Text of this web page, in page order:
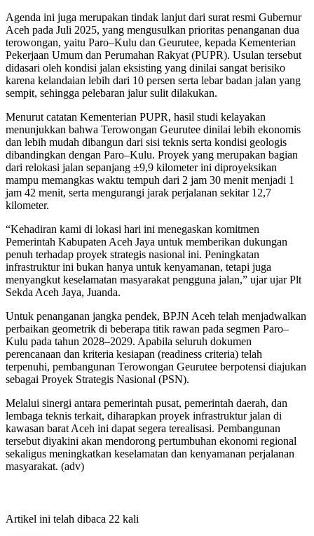
Agenda ini juga merupakan tindak lanjut dari surat resmi Gubernur
Aceh pada Juli 2025, yang mengusulkan prioritas penanganan dua
terowongan, yaitu Paro–Kulu dan Geurutee, kepada Kementerian
Pekerjaan Umum dan Perumahan Rakyat (PUPR). Usulan tersebut
didasari oleh kondisi jalan eksisting yang dinilai sangat berisiko
karena kelandaian lebih dari 10 persen serta lebar badan jalan yang
sempit, sehingga pelebaran jalur sulit dilakukan.
Menurut catatan Kementerian PUPR, hasil studi kelayakan
menunjukkan bahwa Terowongan Geurutee dinilai lebih ekonomis
dan lebih mudah dibangun dari sisi teknis serta kondisi geologis
dibandingkan dengan Paro–Kulu. Proyek yang merupakan bagian
dari relokasi jalan sepanjang ±9,9 kilometer ini diproyeksikan
mampu memangkas waktu tempuh dari 2 jam 30 menit menjadi 1
jam 42 menit, serta mengurangi jarak perjalanan sekitar 12,7
kilometer.
“Kehadiran kami di lokasi hari ini menegaskan komitmen
Pemerintah Kabupaten Aceh Jaya untuk memberikan dukungan
penuh terhadap proyek strategis nasional ini. Peningkatan
infrastruktur ini bukan hanya untuk kenyamanan, tetapi juga
menyangkut keselamatan masyarakat pengguna jalan,” ujar ujar Plt
Sekda Aceh Jaya, Juanda.
Untuk penanganan jangka pendek, BPJN Aceh telah menjadwalkan
perbaikan geometrik di beberapa titik rawan pada segmen Paro–
Kulu pada tahun 2028–2029. Apabila seluruh dokumen
perencanaan dan kriteria kesiapan (readiness criteria) telah
terpenuhi, pembangunan Terowongan Geurutee berpotensi diajukan
sebagai Proyek Strategis Nasional (PSN).
Melalui sinergi antara pemerintah pusat, pemerintah daerah, dan
lembaga teknis terkait, diharapkan proyek infrastruktur jalan di
kawasan barat Aceh ini dapat segera terealisasi. Pembangunan
tersebut diyakini akan mendorong pertumbuhan ekonomi regional
sekaligus meningkatkan keselamatan dan kenyamanan perjalanan
masyarakat. (adv)
Artikel ini telah dibaca 22 kali